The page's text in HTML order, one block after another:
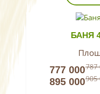
БАНЯ
777 000787
895 000905